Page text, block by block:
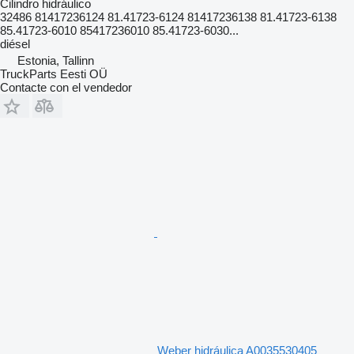
Cilindro hidráulico
32486 81417236124 81.41723-6124 81417236138 81.41723-6138
85.41723-6010 85417236010 85.41723-6030...
diésel
Estonia, Tallinn
TruckParts Eesti OÜ
Contacte con el vendedor
Weber hidráulica A0035530405